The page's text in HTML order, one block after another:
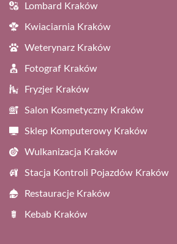
Lombard Kraków
Kwiaciarnia Kraków
Weterynarz Kraków
Fotograf Kraków
Fryzjer Kraków
Salon Kosmetyczny Kraków
Sklep Komputerowy Kraków
Wulkanizacja Kraków
Stacja Kontroli Pojazdów Kraków
Restauracje Kraków
Kebab Kraków